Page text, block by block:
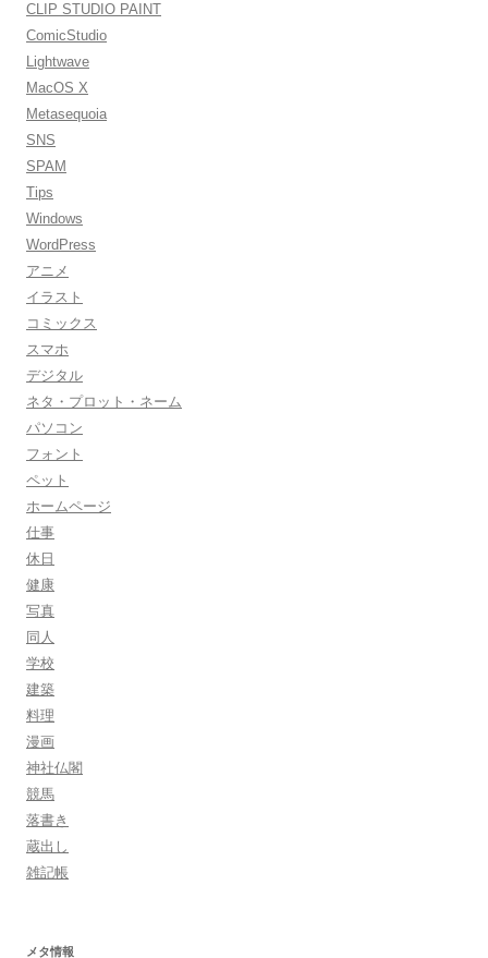
CLIP STUDIO PAINT
ComicStudio
Lightwave
MacOS X
Metasequoia
SNS
SPAM
Tips
Windows
WordPress
アニメ
イラスト
コミックス
スマホ
デジタル
ネタ・プロット・ネーム
パソコン
フォント
ペット
ホームページ
仕事
休日
健康
写真
同人
学校
建築
料理
漫画
神社仏閣
競馬
落書き
蔵出し
雑記帳
メタ情報